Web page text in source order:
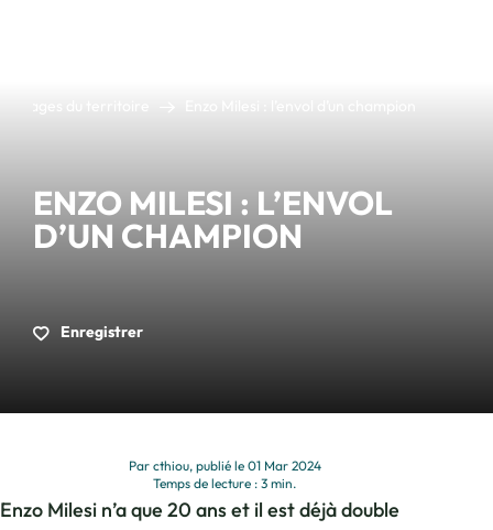
ENZO MILESI : L’ENVOL
D’UN CHAMPION
Enregistrer
Par cthiou, publié le 01 Mar 2024
Temps de lecture : 3 min.
Enzo Milesi n’a que 20 ans et il est déjà double